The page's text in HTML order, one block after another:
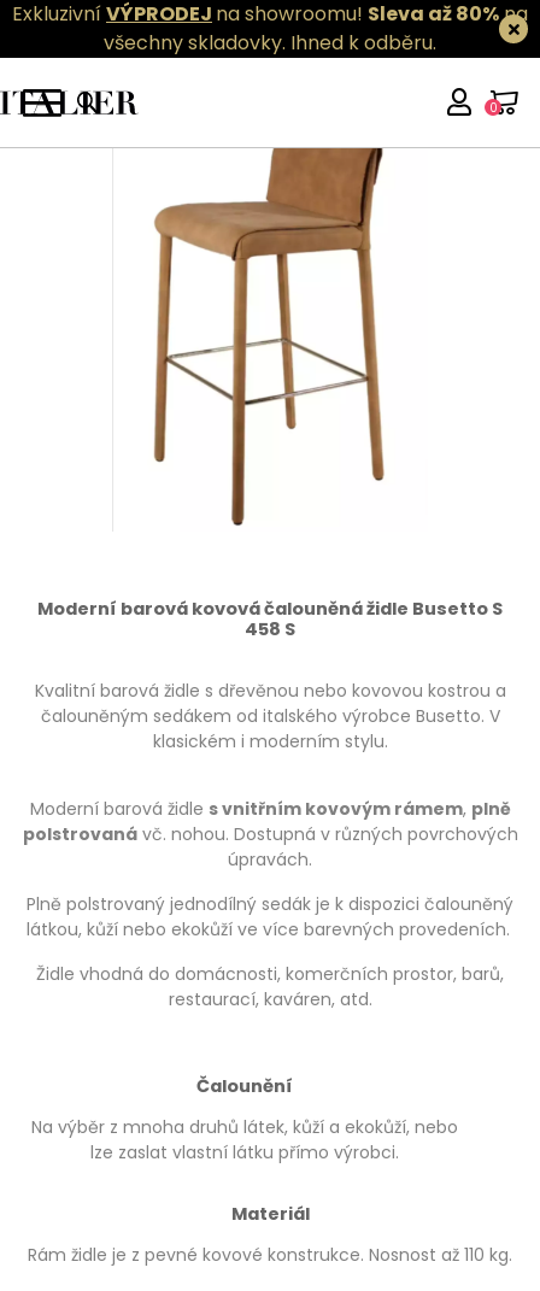
ExkluzivníVÝPRODEJ na showroomu! Sleva až 80%na
všechny skladovky. Ihned k odběru.
0
Moderní barová kovová čalouněná židle Busetto S
458 S
Kvalitní barová židle s dřevěnou nebo kovovou kostrou a
čalouněným sedákem od italského výrobce Busetto. V
klasickém i moderním stylu.
Moderní barová židle s vnitřním kovovým rámem, plně
polstrovanávč. nohou. Dostupná v různých povrchových
úpravách.
Plně polstrovaný jednodílný sedák je k dispozici čalouněný
látkou, kůží nebo ekokůží ve více barevných provedeních.
Židle vhodná do domácnosti, komerčních prostor, barů,
restaurací, kaváren, atd.
Čalounění
Na výběr z mnoha druhů látek, kůží a ekokůží, nebo
lze zaslat vlastní látku přímo výrobci.
Materiál
Rám židle je z pevné kovové konstrukce. Nosnost až 110 kg.